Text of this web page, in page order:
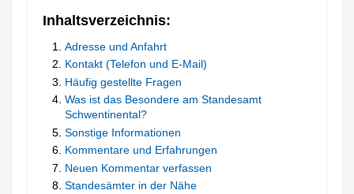
Inhaltsverzeichnis:
Adresse und Anfahrt
Kontakt (Telefon und E-Mail)
Häufig gestellte Fragen
Was ist das Besondere am Standesamt
Schwentinental?
Sonstige Informationen
Kommentare und Erfahrungen
Neuen Kommentar verfassen
Standesämter in der Nähe